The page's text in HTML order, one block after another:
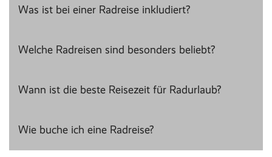
Was ist bei einer Radreise inkludiert?
Welche Radreisen sind besonders beliebt?
Wann ist die beste Reisezeit für Radurlaub?
Wie buche ich eine Radreise?